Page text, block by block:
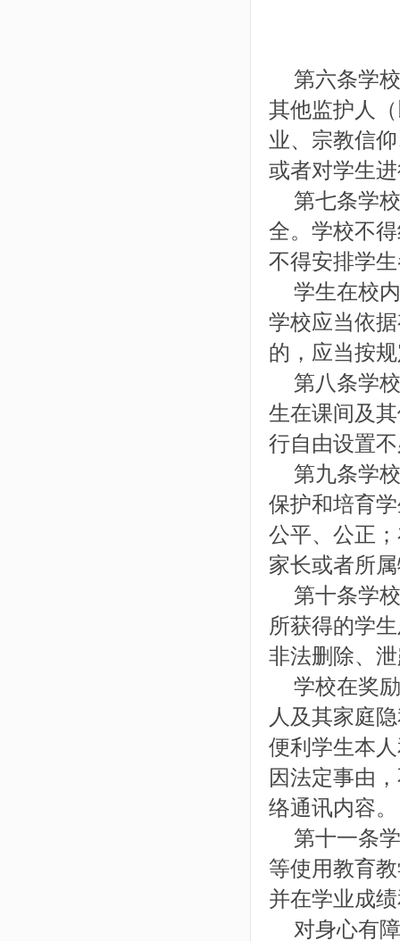
第六条学校
其他监护人
业、宗教信
或者对学生
第七条学校
全。学校不
不得安排学
学生在校内
学校应当依
的，应当按
第八条学校
生在课间及
行自由设置
第九条学校
保护和培育
公平、公正
家长或者所
第十条学校
所获得的学
非法删除、
学校在奖励
人及其家庭
便利学生本
因法定事由
络通讯内容。
第十一条学
等使用教育
并在学业成
对身心有障